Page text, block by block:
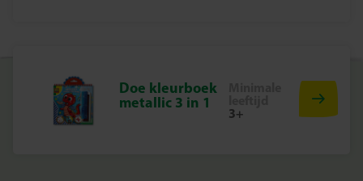
Doe kleurboek
metallic 3 in 1
3+